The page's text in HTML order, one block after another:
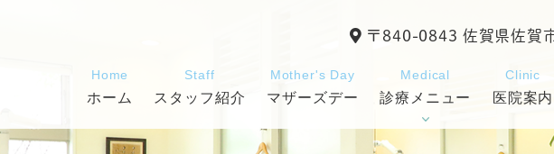
〒840-0843 佐賀県佐賀
Home
ホーム
Staff
スタッフ紹介
Mother's Day
マザーズデー
Medical
診療メニュー
Clinic
医院案内